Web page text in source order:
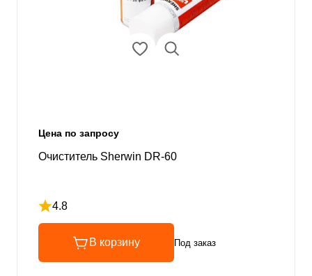
Цена по запросу
Очиститель Sherwin DR-60
4.8
Рейтинг 4.8 из 5
В корзину Под заказ